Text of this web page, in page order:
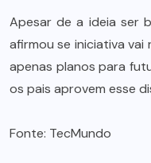
Apesar de a ideia ser
afirmou se iniciativa vai
apenas planos para
os pais aprovem esse
Fonte: TecMundo